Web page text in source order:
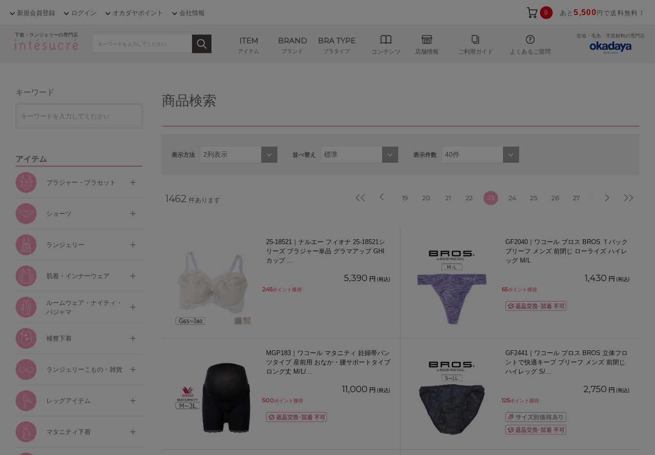
新規会員登録 ログイン オカダヤポイント 会社情報 0 あと5,500 円で送料無料！
下着・ランジェリーの専門店
ITEM
アイテム
BRAND
ブランド
BRA TYPE
ブラタイプ コンテンツ 店舗情報 ご利用ガイド よくあるご質問
生地・毛糸・手芸材料の専門店
キーワード
アイテム
ブラジャー・ブラセット
ショーツ
ランジェリー
肌着・インナーウェア
ルームウェア・ナイティ・
パジャマ
補整下着
ランジェリーこもの・雑貨
レッグアイテム
マタニティ下着
商品検索
表示方法 並べ替え 表示件数
1462 件あります 19 20 21 22 23 24 25 26 27
25-18521｜ナルエー フィオナ 25-18521シ
リーズ ブラジャー単品 グラマアップ GHI
カップ ...
5,390 円 (税込)
245ポイント獲得
GF2040｜ワコール ブロス BROS Ｔバック
ブリーフ メンズ 前閉じ ローライズ ハイレ
ッグ M/L
1,430 円 (税込)
65ポイント獲得
MGP183｜ワコール マタニティ 妊婦帯パン
ツタイプ 産前用 おなか・腰サポートタイプ
ロング丈 M/L/...
11,000 円 (税込)
500ポイント獲得
GF2441｜ワコール ブロス BROS 立体フロ
ントで快適キープ ブリーフ メンズ 前閉じ
ハイレッグ S/...
2,750 円 (税込)
125ポイント獲得